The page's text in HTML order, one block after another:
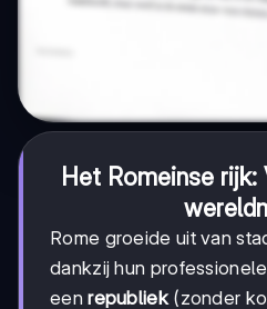
Het Romeinse
Rome groeide uit van
dankzij hun
eenrepubliek(zonder